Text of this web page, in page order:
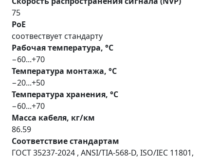
75
PoE
соотвествует стандарту
Рабочая температура, °С
−60...+70
Температура монтажа, °С
−20...+50
Температура хранения, °С
−60...+70
Масса кабеля, кг/км
86.59
Соответствие стандартам
ГОСТ 35237-2024 , ANSI/TIA-568-D, ISO/IEC 11801,